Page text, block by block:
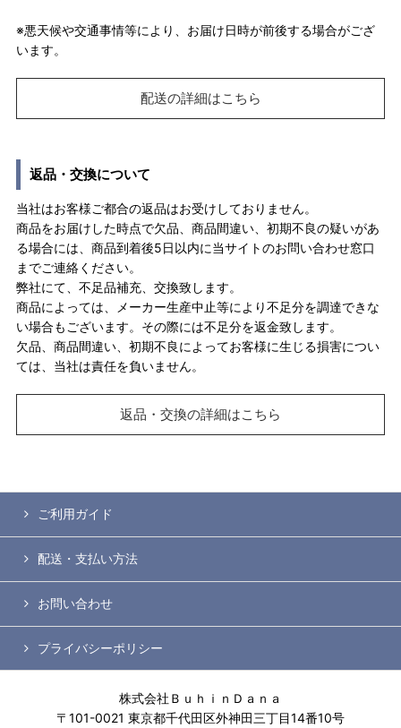
※悪天候や交通事情等により、お届け日時が前後する場合がござ
います。
配送の詳細はこちら
返品・交換について
当社はお客様ご都合の返品はお受けしておりません。
商品をお届けした時点で欠品、商品間違い、初期不良の疑いがあ
る場合には、商品到着後5日以内に当サイトのお問い合わせ窓口
までご連絡ください。
弊社にて、不足品補充、交換致します。
商品によっては、メーカー生産中止等により不足分を調達できな
い場合もございます。その際には不足分を返金致します。
欠品、商品間違い、初期不良によってお客様に生じる損害につい
ては、当社は責任を負いません。
返品・交換の詳細はこちら
ご利用ガイド
配送・支払い方法
お問い合わせ
プライバシーポリシー
株式会社ＢｕｈｉｎＤａｎａ
〒101-0021 東京都千代田区外神田三丁目14番10号